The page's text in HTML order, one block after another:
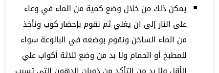
يمكن ذلك من خلال وضع كمية من الماء في وعاء
على النار إلى ان يغلي ثم نقوم بإحضار كوب ونأخذ
من الماء الساخن ونقوم بوضعه في البالوعة سواء
للمطبخ أو الحمام ولا بد من وضع ثلاثة أكواب علي